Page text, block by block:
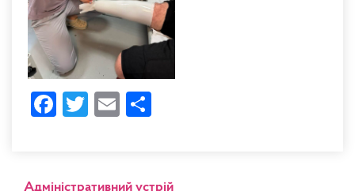
Facebook
Twitter
Email
Адміністративний устрій